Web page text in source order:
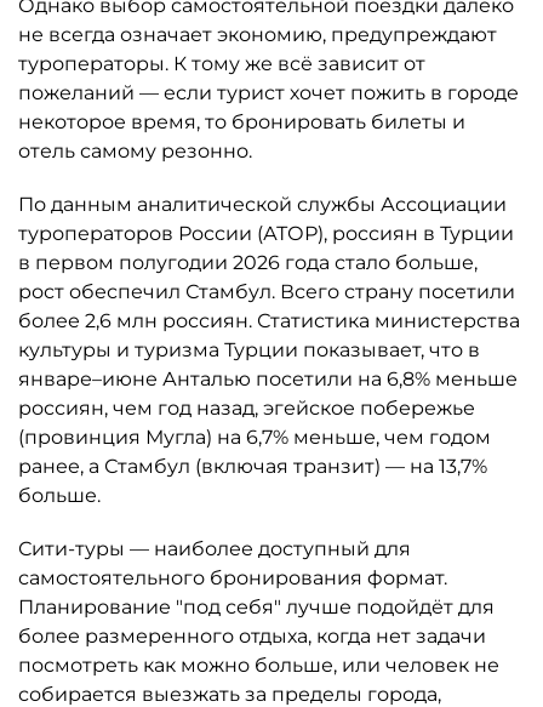
Однако выбор самостоятельной поездки далеко
не всегда означает экономию, предупреждают
туроператоры. К тому же всё зависит от
пожеланий — если турист хочет пожить в городе
некоторое время, то бронировать билеты и
отель самому резонно.
По данным аналитической службы Ассоциации
туроператоров России (АТОР), россиян в Турции
в первом полугодии 2026 года стало больше,
рост обеспечил Стамбул. Всего страну посетили
более 2,6 млн россиян. Статистика министерства
культуры и туризма Турции показывает, что в
январе–июне Анталью посетили на 6,8% меньше
россиян, чем год назад, эгейское побережье
(провинция Мугла) на 6,7% меньше, чем годом
ранее, а Стамбул (включая транзит) — на 13,7%
больше.
Сити-туры — наиболее доступный для
самостоятельного бронирования формат.
Планирование "под себя" лучше подойдёт для
более размеренного отдыха, когда нет задачи
посмотреть как можно больше, или человек не
собирается выезжать за пределы города,